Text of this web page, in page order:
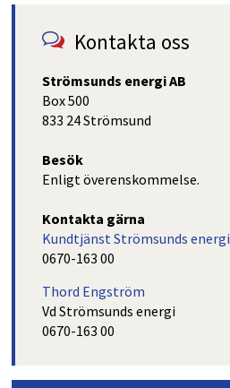
Kontakta oss
Strömsunds energi AB
Box 500
833 24 Strömsund
Besök
Enligt överenskommelse.
Kontakta gärna
Kundtjänst Strömsunds energi
0670-163 00
Thord Engström
Vd Strömsunds energi
0670-163 00
öppnas i nytt fönster.